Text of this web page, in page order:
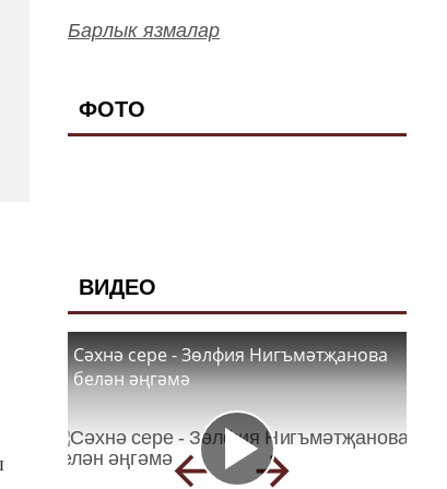
Барлык язмалар
ФОТО
ВИДЕО
Сәхнә сере - Зөлфия Нигъмәтҗанова
белән әңгәмә